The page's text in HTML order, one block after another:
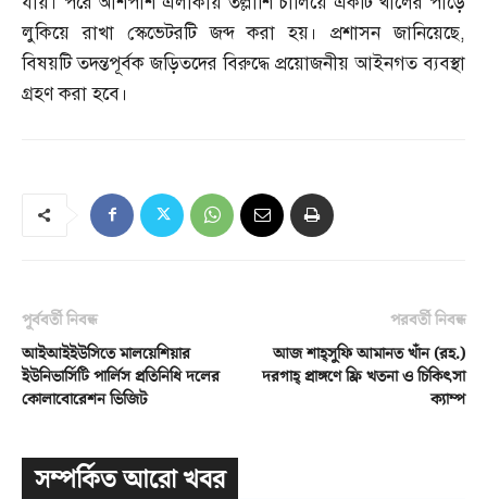
লুকিয়ে রাখা স্কেভেটরটি জব্দ করা হয়। প্রশাসন জানিয়েছে,
বিষয়টি তদন্তপূর্বক জড়িতদের বিরুদ্ধে প্রয়োজনীয় আইনগত ব্যবস্থা
গ্রহণ করা হবে।
পূর্ববর্তী নিবন্ধ
আইআইইউসিতে মালয়েশিয়ার
ইউনিভার্সিটি পার্লিস প্রতিনিধি দলের
কোলাবোরেশন ভিজিট
পরবর্তী নিবন্ধ
আজ শাহ্‌সুফি আমানত খাঁন (রহ.)
দরগাহ্‌ প্রাঙ্গণে ফ্রি খতনা ও চিকিৎসা
ক্যাম্প
সম্পর্কিত আরো খবর